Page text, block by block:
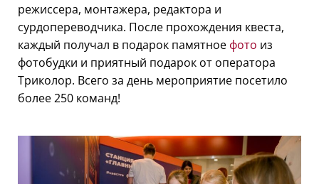
режиссера, монтажера, редактора и
сурдопереводчика. После прохождения квеста,
каждый получал в подарок памятноефото из
фотобудки и приятный подарок от оператора
Триколор. Всего за день мероприятие посетило
более 250 команд!